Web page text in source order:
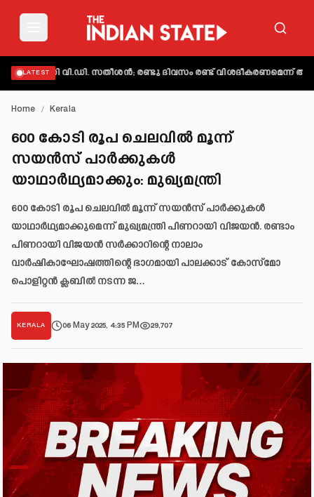
LATESTവി.ഡി. സതീശൻ; രണ്ടു ദിവസം രണ്ട് വിശദീകരണമെന്ന് ആക്ഷേപം
Home / Kerala
600 കോടി രൂപ ചെലവിൽ മൂന്ന്
സയൻസ് പാർക്കുകൾ
യാഥാർഥ്യമാക്കും: മുഖ്യമന്ത്രി
600 കോടി രൂപ ചെലവിൽ മൂന്ന് സയൻസ് പാർക്കുകൾ
യാഥാർഥ്യമാക്കുമെന്ന് മുഖ്യമന്ത്രി പിണറായി വിജയൻ. രണ്ടാം
പിണറായി വിജയൻ സർക്കാറിന്റെ നാലാം
വാർഷികാഘോഷത്തിന്റെ ഭാഗമായി പാലക്കാട് കോസ്‌മോ
പൊളിറ്റൻ ക്ലബിൽ നടന്ന ജ…
KERALA 06 May 2025, 4:35 PM 29,707